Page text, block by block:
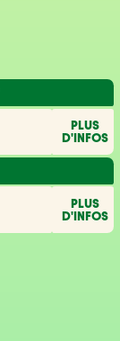
PLUS
D'INFOS
PLUS
D'INFOS